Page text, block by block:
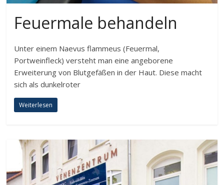
Feuermale behandeln
Unter einem Naevus flammeus (Feuermal,
Portweinfleck) versteht man eine angeborene
Erweiterung von Blutgefäßen in der Haut. Diese macht
sich als dunkelroter
Weiterlesen